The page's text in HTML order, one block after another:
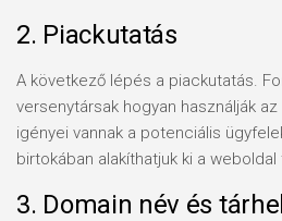
2. Piackutatás
A következő lépés a piackutatás.
versenytársak hogyan használják
igényei vannak a potenciális
birtokában alakíthatjuk ki a
3. Domain név és